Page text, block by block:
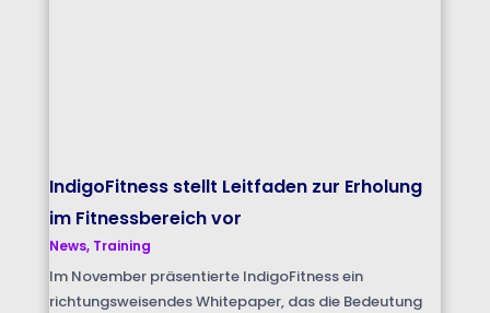
IndigoFitness stellt Leitfaden zur Erholung
im Fitnessbereich vor
News, Training
Im November präsentierte IndigoFitness ein
richtungsweisendes Whitepaper, das die Bedeutung